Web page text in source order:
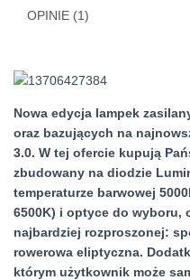
OPINIE (1)
Nowa edycja lampek
oraz bazujących na
3.0. W tej ofercie kupują
zbudowany na diodzie
temperaturze barwowej
6500K) i optyce do wyboru,
najbardziej rozproszonej:
rowerowa eliptyczna.
którym użytkownik może